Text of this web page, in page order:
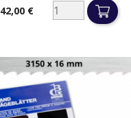
42,00 €